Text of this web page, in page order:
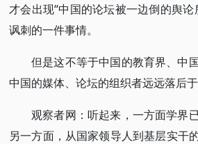
才会出现“中国的论坛被一边倒的舆
讽刺的一件事情。
但是这不等于中国的教育界、中
中国的媒体、论坛的组织者远远落后
观察者网：听起来，一方面学界
另一方面，从国家领导人到基层实干